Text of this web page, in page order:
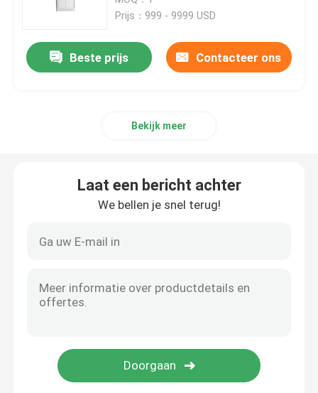
De Doos van de elektromachtsdistributie
elektrobijlagedoos
De Techniek van de elektromachtsdistributie
Prijs：999 - 9999 USD
Beste prijs Contacteer ons
Bekijk meer
Laat een bericht achter
We bellen je snel terug!